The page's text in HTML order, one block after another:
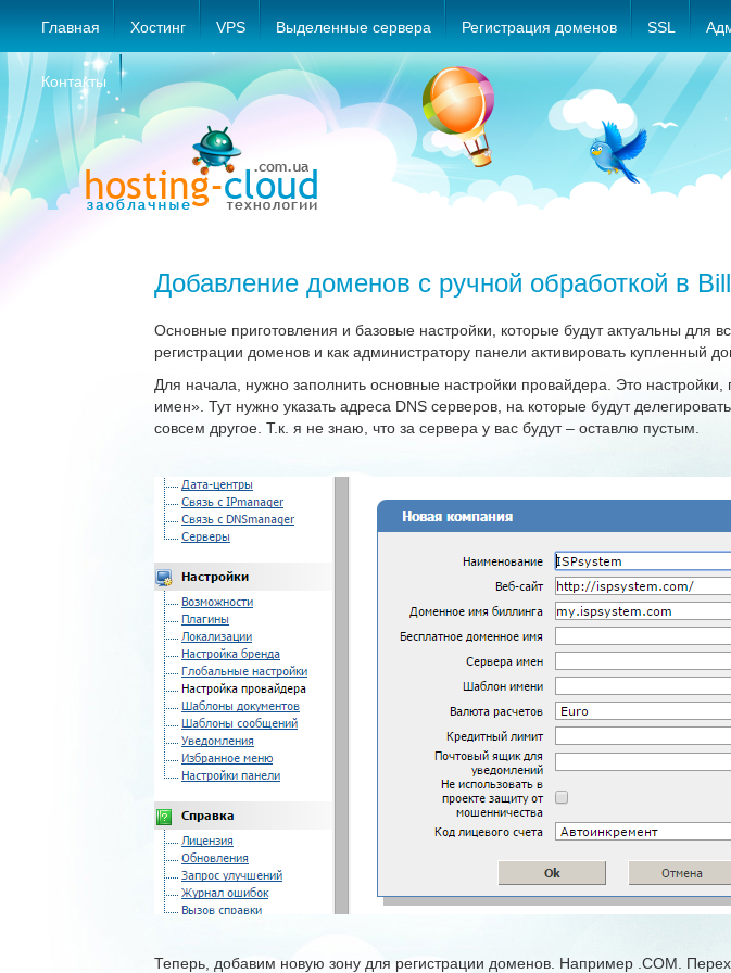
Главная Хостинг VPS Выделенные сервера Регистрация доменов SSL
Контакты
Добавление доменов с ручной обработкой в
Основные приготовления и базовые настройки, которые будут актуальны для
регистрации доменов и как администратору панели активировать купленный
Для начала, нужно заполнить основные настройки провайдера. Это
имен». Тут нужно указать адреса DNS серверов, на которые будут
совсем другое. Т.к. я не знаю, что за сервера у вас будут – оставлю пустым.
Теперь, добавим новую зону для регистрации доменов. Например .COM.